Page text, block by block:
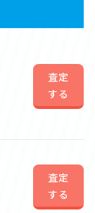
査定
する
査定
する